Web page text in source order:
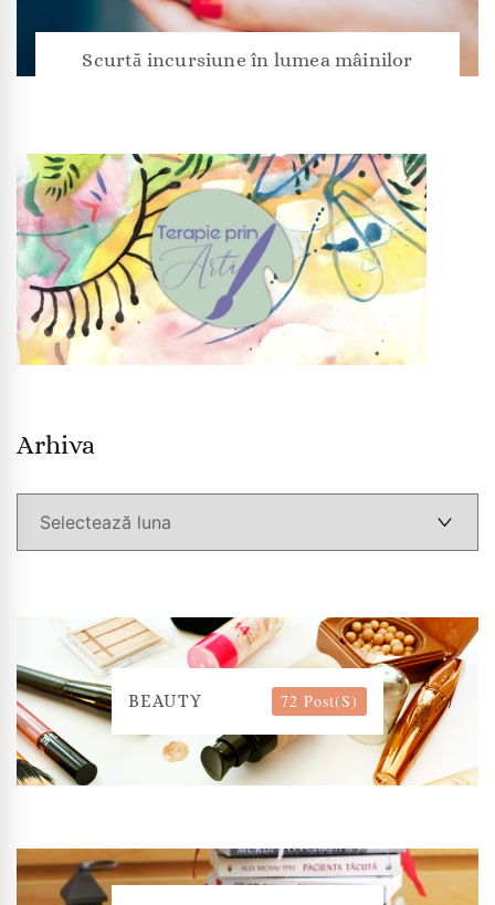
Scurtă incursiune în lumea mâinilor
Arhiva
BEAUTY 72 Post(s)